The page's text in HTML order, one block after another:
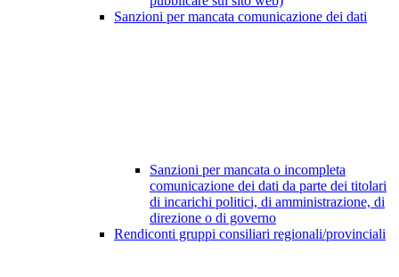
Sanzioni per mancata comunicazione dei dati
Sanzioni per mancata o incompleta
comunicazione dei dati da parte dei titolari
di incarichi politici, di amministrazione, di
direzione o di governo
Rendiconti gruppi consiliari regionali/provinciali